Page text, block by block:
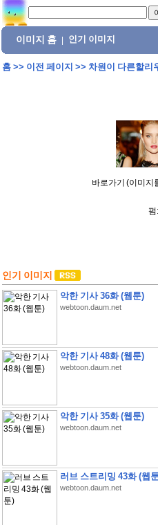
이미지 홈 인기 이미지
홈>> 이전 페이지 >> 차원이 다른할리
바로가기 (이미지
펌:
인기 이미지
악한 기사 36화 (웹툰)
webtoon.daum.net
악한 기사 48화 (웹툰)
webtoon.daum.net
악한 기사 35화 (웹툰)
webtoon.daum.net
러브 스트리밍 43화 (웹
webtoon.daum.net